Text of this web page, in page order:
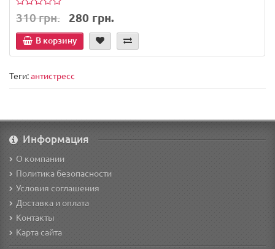
310 грн. 280 грн.
В корзину
Теги:антистресс
Информация
О компании
Политика безопасности
Условия соглашения
Доставка и оплата
Контакты
Карта сайта